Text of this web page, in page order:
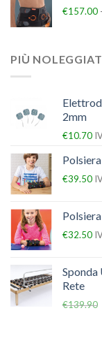
€157.00
PIÙ
2mm
€10.70
€39.50
€32.50
Rete
€139.90